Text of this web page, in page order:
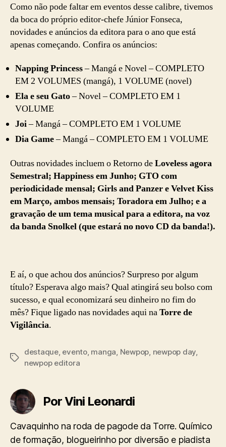
Como não pode faltar em eventos desse calibre, tivemos
da boca do próprio editor-chefe Júnior Fonseca,
novidades e anúncios da editora para o ano que está
apenas começando. Confira os anúncios:
Napping Princess– Mangá e Novel – COMPLETO
EM 2 VOLUMES (mangá), 1 VOLUME (novel)
Ela e seu Gato– Novel – COMPLETO EM 1
VOLUME
Joi– Mangá – COMPLETO EM 1 VOLUME
Dia Game– Mangá – COMPLETO EM 1 VOLUME
Outras novidades incluem o Retorno deLoveless agora
Semestral; Happiness em Junho; GTO com
periodicidade mensal; Girls and Panzer e Velvet Kiss
em Março, ambos mensais; Toradora em Julho; e a
gravação de um tema musical para a editora, na voz
da banda Snolkel (que estará no novo CD da banda!).
E aí, o que achou dos anúncios? Surpreso por algum
título? Esperava algo mais? Qual atingirá seu bolso com
sucesso, e qual economizará seu dinheiro no fim do
mês? Fique ligado nas novidades aqui naTorre de
Vigilância.
Tags
destaque, evento, manga Newpop newpop day
newpop editora
Por Vini Leonardi
Cavaquinho na roda de pagode da Torre. Químico
de formação, blogueirinho por diversão e piadista